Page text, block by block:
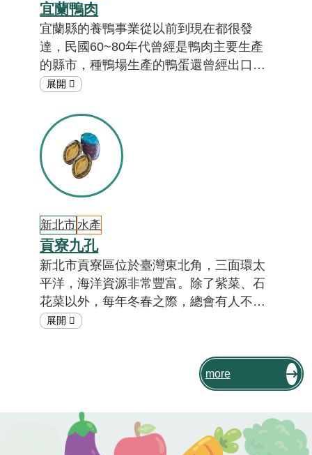
宜蘭鴨肉
宜蘭縣的養鴨事業從以前到現在都很發
達，民國60~80年代曾經是鴨肉主要生產
的縣市，種鴨場生產的鴨蛋還曾經出口到
東南亞各國。雖然現在產量大不如前，但
色。一起到「在地特色小教室」聽故事
吧！[註01]
新北市水產
貢寮九孔
新北市貢寮區位於臺灣東北角，三面環太
平洋，海洋資源非常豐富。除了紫菜、石
花菜以外，每年冬春之際，總會有人不畏
路遠，特別來貢寮一趟，品嚐當季最新
孔來自新北市貢寮，這裡曾是九孔主要養
殖地，在全盛時期更是創下13億8,000萬
的產值 [註01]。不過九孔產業卻沒有一直
輝煌下去，反而受到不明原因的重創。到
底當年發生什麼事情，貢寮九孔品牌又是
如何振作起來？一起來看「在地特色小教
more